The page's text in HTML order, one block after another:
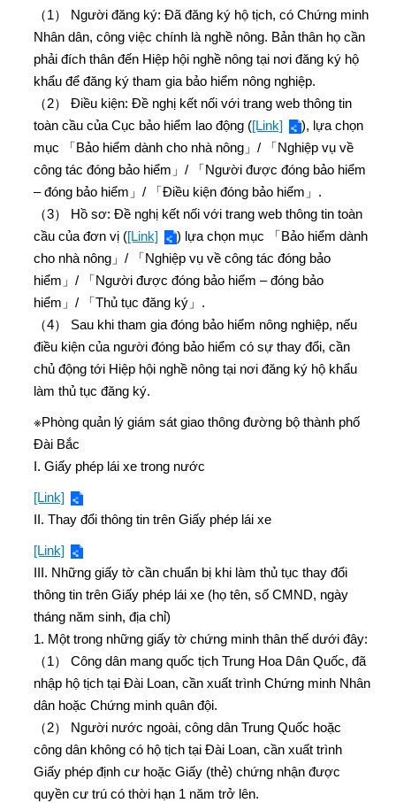
（1） Người đăng ký: Đã đăng ký hộ tịch, có Chứng minh
Nhân dân, công việc chính là nghề nông. Bản thân họ cần
phải đích thân đến Hiệp hội nghề nông tại nơi đăng ký hộ
khẩu để đăng ký tham gia bảo hiểm nông nghiệp.
（2） Điều kiện: Đề nghị kết nối với trang web thông tin
toàn cầu của Cục bảo hiểm lao động ([Link]
), lựa chọn
mục 「Bảo hiểm dành cho nhà nông」/ 「Nghiệp vụ về
công tác đóng bảo hiểm」/ 「Người được đóng bảo hiểm
– đóng bảo hiểm」/ 「Điều kiện đóng bảo hiểm」.
（3） Hồ sơ: Đề nghị kết nối với trang web thông tin toàn
cầu của đơn vị ([Link]
) lựa chọn mục 「Bảo hiểm dành
cho nhà nông」/ 「Nghiệp vụ về công tác đóng bảo
hiểm」/ 「Người được đóng bảo hiểm – đóng bảo
hiểm」/ 「Thủ tục đăng ký」.
（4） Sau khi tham gia đóng bảo hiểm nông nghiệp, nếu
điều kiện của người đóng bảo hiểm có sự thay đổi, cần
chủ động tới Hiệp hội nghề nông tại nơi đăng ký hộ khẩu
làm thủ tục đăng ký.
※Phòng quản lý giám sát giao thông đường bộ thành phố
Đài Bắc
I. Giấy phép lái xe trong nước
[Link]
II. Thay đổi thông tin trên Giấy phép lái xe
[Link]
III. Những giấy tờ cần chuẩn bị khi làm thủ tục thay đổi
thông tin trên Giấy phép lái xe (họ tên, số CMND, ngày
tháng năm sinh, địa chỉ)
1. Một trong những giấy tờ chứng minh thân thế dưới đây:
（1） Công dân mang quốc tịch Trung Hoa Dân Quốc, đã
nhập hộ tịch tại Đài Loan, cần xuất trình Chứng minh Nhân
dân hoặc Chứng minh quân đội.
（2） Người nước ngoài, công dân Trung Quốc hoặc
công dân không có hộ tịch tại Đài Loan, cần xuất trình
Giấy phép định cư hoặc Giấy (thẻ) chứng nhận được
quyền cư trú có thời hạn 1 năm trở lên.